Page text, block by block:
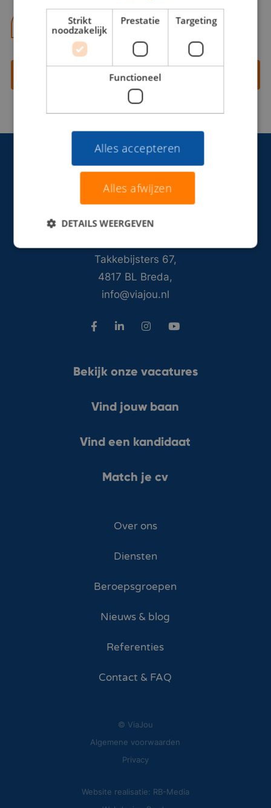
06 13 28 62 71
Contact opnemen
Takkebijsters 67,
4817 BL Breda,
info@viajou.nl
Bekijk onze vacatures
Vind jouw baan
Vind een kandidaat
Match je cv
Over ons
Diensten
Beroepsgroepen
Nieuws & blog
Referenties
Contact & FAQ
© ViaJou
Algemene voorwaarden
Privacy
Website realisatie: RB-Media
Strikt
noodzakelijk
Prestatie Targeting
Functioneel
Alles accepteren
Alles afwijzen
DETAILS WEERGEVEN